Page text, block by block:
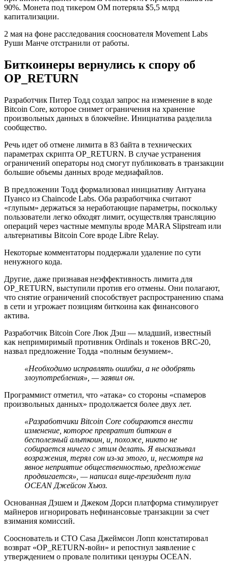
90%. Монета под тикером OM потеряла $5,5 млрд
капитализации.
2 мая на фоне расследования сооснователя Movement Labs
Руши Манче отстранили от работы.
Биткоинеры вернулись к спору об
OP_RETURN
Разработчик Питер Тодд создал запрос на изменение в коде
Bitcoin Core, которое снимет ограничения на хранение
произвольных данных в блокчейне. Инициатива разделила
сообщество.
Речь идет об отмене лимита в 83 байта в технических
параметрах скрипта OP_RETURN. В случае устранения
ограничений операторы нод смогут публиковать в транзакции
большие объемы данных вроде медиафайлов.
В предложении Тодд формализовал инициативу Антуана
Пуансо из Chaincode Labs. Оба разработчика считают
«глупым» держаться за неработающие параметры, поскольку
пользователи легко обходят лимит, осуществляя трансляцию
операций через частные мемпулы вроде MARA Slipstream или
альтернативы Bitcoin Core вроде Libre Relay.
Некоторые комментаторы поддержали удаление по сути
ненужного кода.
Другие, даже признавая неэффективность лимита для
OP_RETURN, выступили против его отмены. Они полагают,
что снятие ограничений способствует распространению спама
в сети и угрожает позициям биткоина как финансового
актива.
Разработчик Bitcoin Core Люк Дэш — младший, известный
как непримиримый противник Ordinals и токенов BRC-20,
назвал предложение Тодда «полным безумием».
«Необходимо исправлять ошибки, а не одобрять
злоупотребления», — заявил он.
Программист отметил, что «атака» со стороны «спамеров
произвольных данных» продолжается более двух лет.
«Разработчики Bitcoin Core собираются внести
изменение, которое превратит биткоин в
бесполезный альткоин, и, похоже, никто не
собирается ничего с этим делать. Я высказывал
возражения, терял сон из-за этого, и, несмотря на
явное неприятие общественностью, предложение
продвигается», — написал вице-президент пула
OCEAN Джейсон Хьюз.
Основанная Дэшем и Джеком Дорси платформа стимулирует
майнеров игнорировать нефинансовые транзакции за счет
взимания комиссий.
Сооснователь и CTO Casa Джеймсон Лопп констатировал
возврат «OP_RETURN-войн» и репостнул заявление с
утверждением о провале политики цензуры OCEAN.